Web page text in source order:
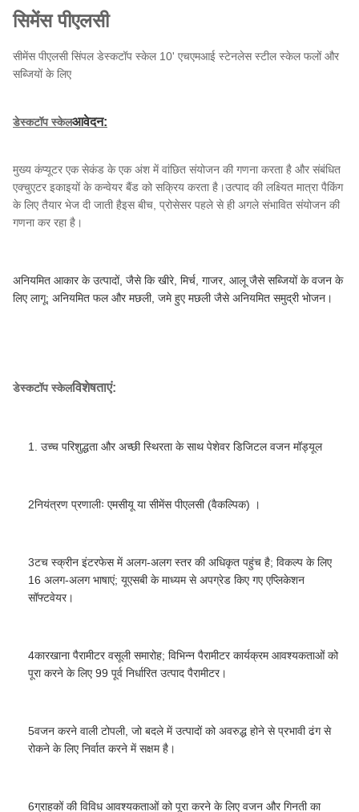
सिमेंस पीएलसी
सीमेंस पीएलसी सिंपल डेस्कटॉप स्केल 10' एचएमआई स्टेनलेस स्टील स्केल फलों और
सब्जियों के लिए
डेस्कटॉप स्केलआवेदन:
मुख्य कंप्यूटर एक सेकंड के एक अंश में वांछित संयोजन की गणना करता है और संबंधित
एक्चुएटर इकाइयों के कन्वेयर बैंड को सक्रिय करता है।उत्पाद की लक्ष्यित मात्रा पैकिंग
के लिए तैयार भेज दी जाती हैइस बीच, प्रोसेसर पहले से ही अगले संभावित संयोजन की
गणना कर रहा है।
अनियमित आकार के उत्पादों, जैसे कि खीरे, मिर्च, गाजर, आलू जैसे सब्जियों के वजन के
लिए लागू; अनियमित फल और मछली, जमे हुए मछली जैसे अनियमित समुद्री भोजन।
डेस्कटॉप स्केलविशेषताएं:
1. उच्च परिशुद्धता और अच्छी स्थिरता के साथ पेशेवर डिजिटल वजन मॉड्यूल
2नियंत्रण प्रणालीः एमसीयू या सीमेंस पीएलसी (वैकल्पिक) ।
3टच स्क्रीन इंटरफेस में अलग-अलग स्तर की अधिकृत पहुंच है; विकल्प के लिए
16 अलग-अलग भाषाएं; यूएसबी के माध्यम से अपग्रेड किए गए एप्लिकेशन
सॉफ्टवेयर।
4कारखाना पैरामीटर वसूली समारोह; विभिन्न पैरामीटर कार्यक्रम आवश्यकताओं को
पूरा करने के लिए 99 पूर्व निर्धारित उत्पाद पैरामीटर।
5वजन करने वाली टोपली, जो बदले में उत्पादों को अवरुद्ध होने से प्रभावी ढंग से
रोकने के लिए निर्वात करने में सक्षम है।
6ग्राहकों की विविध आवश्यकताओं को पूरा करने के लिए वजन और गिनती का